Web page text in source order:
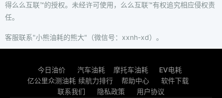
得么么互联™的授权。未经许可使用，么么互联™有权追究相应侵权责
任。
客服联系"小熊油耗的熊大"（微信号：xxnh-xd）。
今日油价 汽车油耗 摩托车油耗
EV电耗
亿公里众测油耗 续航力排行 帮助中心
软件下载
联系我们
隐私政策 用户协议